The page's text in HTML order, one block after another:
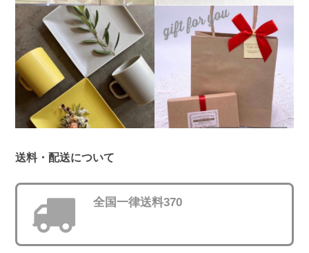
送料・配送について
全国一律送料370